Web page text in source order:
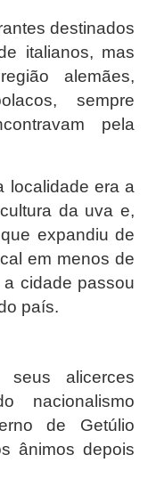
destinados
italianos, mas
alemães,
sempre
pela
localidade era a
da uva e,
expandiu de
em menos de
cidade passou
país.
alicerces
nacionalismo
de Getúlio
ânimos depois